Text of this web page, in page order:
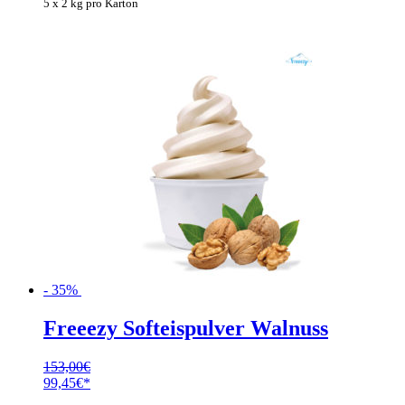
5 x 2 kg pro Karton
- 35%
Freeezy Softeispulver Walnuss
153,00€
Ursprünglicher
99,45€